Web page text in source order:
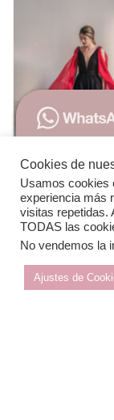
Vestido
Cookies de
Usamos cookies
experiencia más
visitas repetidas.
TODAS las
No vendemos la
Ajustes de
Hola! En
Abrir chat